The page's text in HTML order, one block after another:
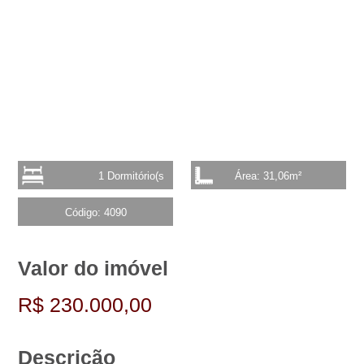
1 Dormitório(s Área: 31,06m²
Código: 4090
Valor do imóvel
R$ 230.000,00
Descrição